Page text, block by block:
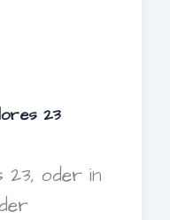
23
23, oder in